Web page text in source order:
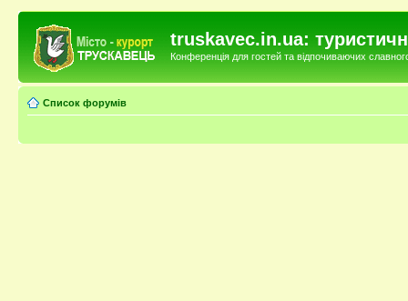
truskavec.in.ua:
Конференція для гостей та відпочиваючих
Список форумів